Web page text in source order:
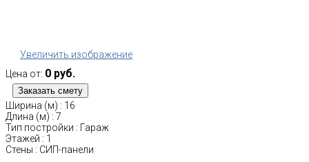
Увеличить изображение
Цена от: 0 руб.
Ширина (м) : 16
Длина (м) : 7
Тип постройки : Гараж
Этажей : 1
Стены : СИП-панели